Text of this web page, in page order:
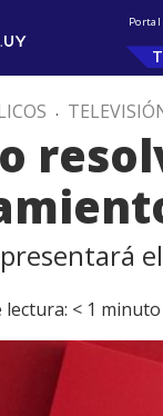
.
lectura: < 1 minuto